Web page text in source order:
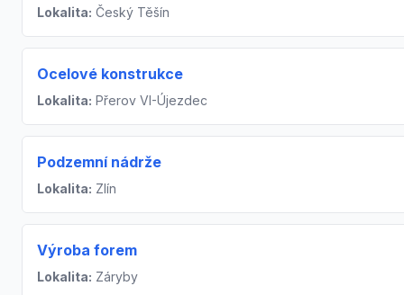
Lokalita: Český Těšín
Ocelové konstrukce
Lokalita: Přerov VI-Újezdec
Podzemní nádrže
Lokalita: Zlín
Výroba forem
Lokalita: Záryby